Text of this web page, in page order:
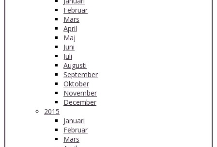
Februar
Mars
April
Maj
Juni
Juli
Augusti
September
Oktober
November
December
2015
Januari
Februar
Mars